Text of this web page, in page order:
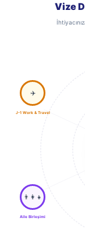
Vize
👨‍👩‍👧
Aile Birleşimi
✈️
J-1 Work & Travel